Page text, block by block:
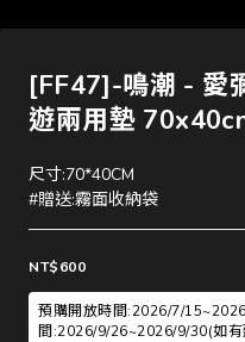
[FF47]-鳴潮 - 愛
遊兩用墊
尺寸:70*40CM
#贈送:霧面收納袋
NT$600
預購開放時間:2026/7/
間:2026/9/26~2026/9/30(如有